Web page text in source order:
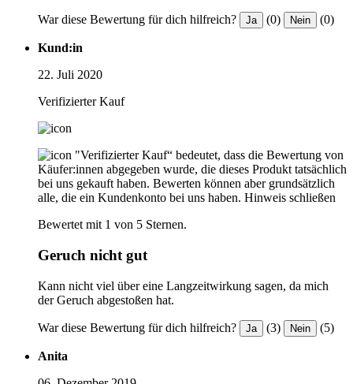
War diese Bewertung für dich hilfreich? Ja (0) Nein (0)
Kund:in
22. Juli 2020
Verifizierter Kauf
"Verifizierter Kauf“ bedeutet, dass die Bewertung von
Käufer:innen abgegeben wurde, die dieses Produkt tatsächlich
bei uns gekauft haben. Bewerten können aber grundsätzlich
alle, die ein Kundenkonto bei uns haben. Hinweis schließen
Bewertet mit 1 von 5 Sternen.
Geruch nicht gut
Kann nicht viel über eine Langzeitwirkung sagen, da mich
der Geruch abgestoßen hat.
War diese Bewertung für dich hilfreich? Ja (3) Nein (5)
Anita